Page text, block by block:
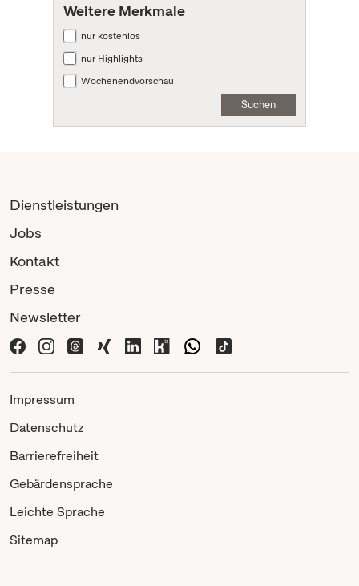
Weitere Merkmale
nur kostenlos
nur Highlights
Wochenendvorschau
Suchen
Dienstleistungen
Jobs
Kontakt
Presse
Newsletter
Impressum
Datenschutz
Barrierefreiheit
Gebärdensprache
Leichte Sprache
Sitemap